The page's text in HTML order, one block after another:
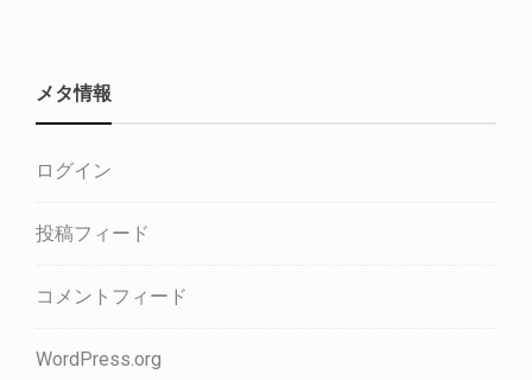
メタ情報
ログイン
投稿フィード
コメントフィード
WordPress.org